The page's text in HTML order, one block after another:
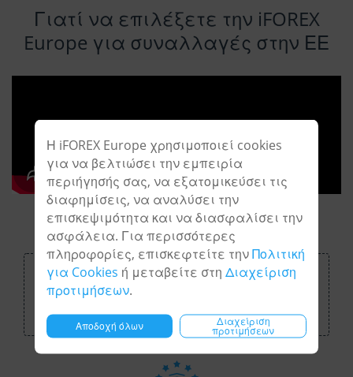
Η iFOREX Europe χρησιμοποιεί cookies
για να βελτιώσει την εμπειρία
περιήγησής σας, να εξατομικεύσει τις
διαφημίσεις, να αναλύσει την
επισκεψιμότητα και να διασφαλίσει την
ασφάλεια. Για περισσότερες
πληροφορίες, επισκεφτείτε τηνΠολιτική
για Cookies ή μεταβείτε στη Διαχείριση
προτιμήσεων.
Αποδοχή όλων Διαχείριση
προτιμήσεων
Γιατί να επιλέξετε την iFOREX
Europe για συναλλαγές στην ΕΕ
900+ τίτλοι στις ευρωπαϊκές και παγκόσμιες
αγορές